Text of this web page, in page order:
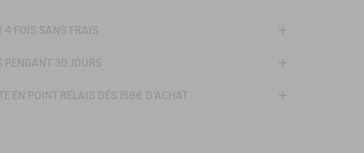
4 FOIS SANS FRAIS
PENDANT 30 JOURS
EN POINT RELAIS DÈS 159€ D'ACHAT